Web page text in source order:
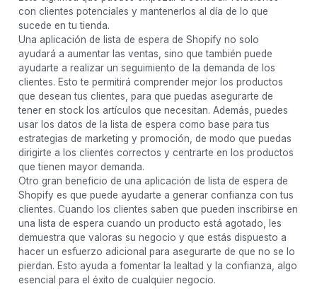
con clientes potenciales y mantenerlos al día de lo que
sucede en tu tienda.
Una aplicación de lista de espera de Shopify no solo
ayudará a aumentar las ventas, sino que también puede
ayudarte a realizar un seguimiento de la demanda de los
clientes. Esto te permitirá comprender mejor los productos
que desean tus clientes, para que puedas asegurarte de
tener en stock los artículos que necesitan. Además, puedes
usar los datos de la lista de espera como base para tus
estrategias de marketing y promoción, de modo que puedas
dirigirte a los clientes correctos y centrarte en los productos
que tienen mayor demanda.
Otro gran beneficio de una aplicación de lista de espera de
Shopify es que puede ayudarte a generar confianza con tus
clientes. Cuando los clientes saben que pueden inscribirse en
una lista de espera cuando un producto está agotado, les
demuestra que valoras su negocio y que estás dispuesto a
hacer un esfuerzo adicional para asegurarte de que no se lo
pierdan. Esto ayuda a fomentar la lealtad y la confianza, algo
esencial para el éxito de cualquier negocio.